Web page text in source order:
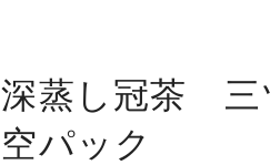
深蒸し冠茶
空パック